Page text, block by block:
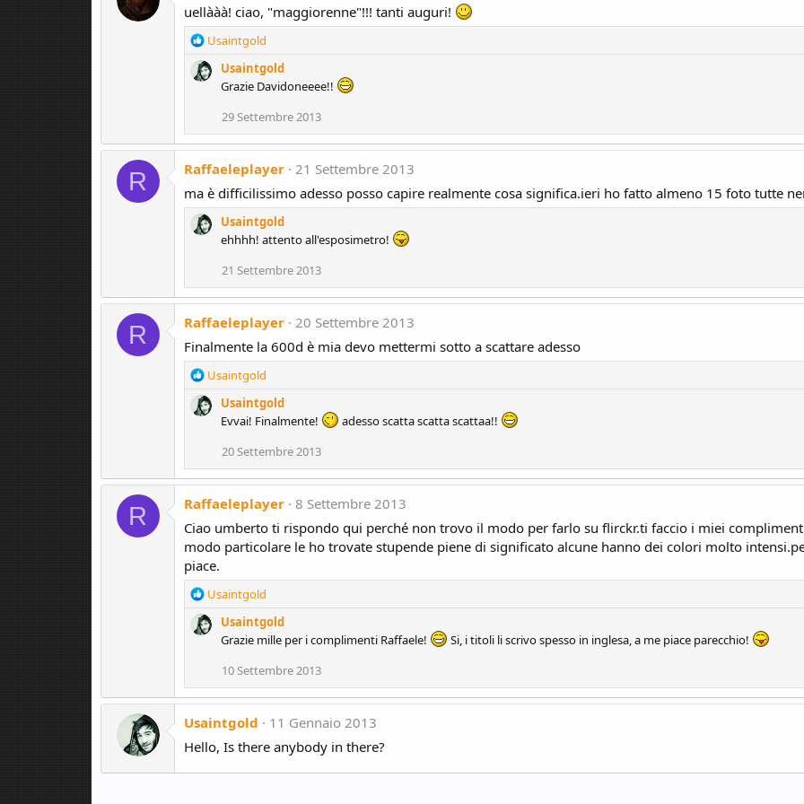
:
uellààà! ciao, "maggiorenne"!!! tanti auguri!
R
a
o
n
s
Usaintgold
Usaintgold
Grazie Davidoneeee!!
29 Settembre 2013
R Raffaeleplayer 21 Settembre 2013
ma è difficilissimo adesso posso capire realmente cosa significa.ieri ho fatto almeno 15 foto tutte
Usaintgold
ehhhh! attento all'esposimetro!
21 Settembre 2013
R Raffaeleplayer 20 Settembre 2013
Finalmente la 600d è mia devo mettermi sotto a scattare adesso
R
a
o
n
s
Usaintgold
Usaintgold
Evvai! Finalmente!
adesso scatta scatta scattaa!!
20 Settembre 2013
R Raffaeleplayer 8 Settembre 2013
Ciao umberto ti rispondo qui perché non trovo il modo per farlo su flirckr.ti faccio i miei
modo particolare le ho trovate stupende piene di significato alcune hanno dei colori molto
piace.
R
a
o
n
s
:
Usaintgold
Usaintgold
Grazie mille per i complimenti Raffaele!
Si, i titoli li scrivo spesso in inglesa, a me piace parecchio!
10 Settembre 2013
Usaintgold
11 Gennaio 2013
Hello, Is there anybody in there?